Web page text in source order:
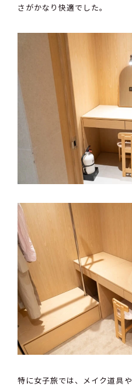
さがかなり快適でした。
特に女子旅では、メイク道具